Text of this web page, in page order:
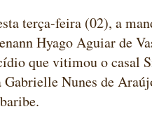
terça-feira (02), a
Hyago Aguiar de
que vitimou o casal
Nunes de